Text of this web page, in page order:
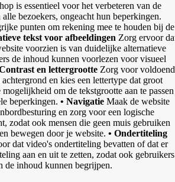
is essentieel voor het verbeteren van de
bezoekers, ongeacht hun beperkingen.
punten om rekening mee te houden bij de
tekst voor afbeeldingen Zorg ervoor
voorzien is van duidelijke alternatieve
de inhoud kunnen voorlezen voor visueel
en lettergrootte Zorg voor
achtergrond en kies een lettertype dat groot
om de tekstgrootte aan te passen
beperkingen. • Navigatie Maak de website
en zorg voor een logische
zodat ook mensen die geen muis gebruiken
bewegen door je website. • Ondertiteling
dat video's ondertiteling bevatten of dat er
aan en uit te zetten, zodat ook gebruikers
de inhoud kunnen begrijpen.